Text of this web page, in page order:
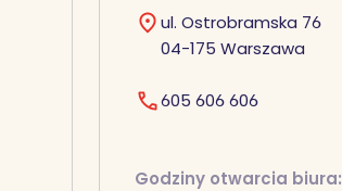
ul. Ostrobramska 76
04-175 Warszawa
605 606 606
Godziny otwarcia biura: